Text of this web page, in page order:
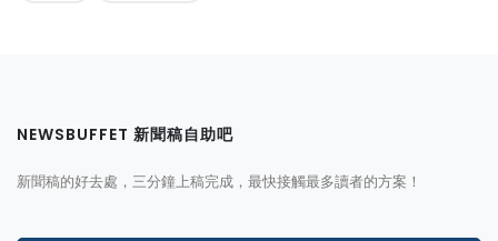
NEWSBUFFET 新聞稿自助吧
新聞稿的好去處，三分鐘上稿完成，最快接觸最多讀者的方案！